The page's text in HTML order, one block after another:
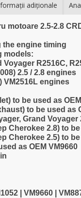
adiţionale
motoare 2.5-2.8
engine timing
models:
R2516C,
2.5 / 2.8 engines
VM2516L engines
to be used as
to be used as
Grand Voyager
Cherokee 2.8) to
Cherokee 2.5) to
as OEM VM9660
| VM9660 |